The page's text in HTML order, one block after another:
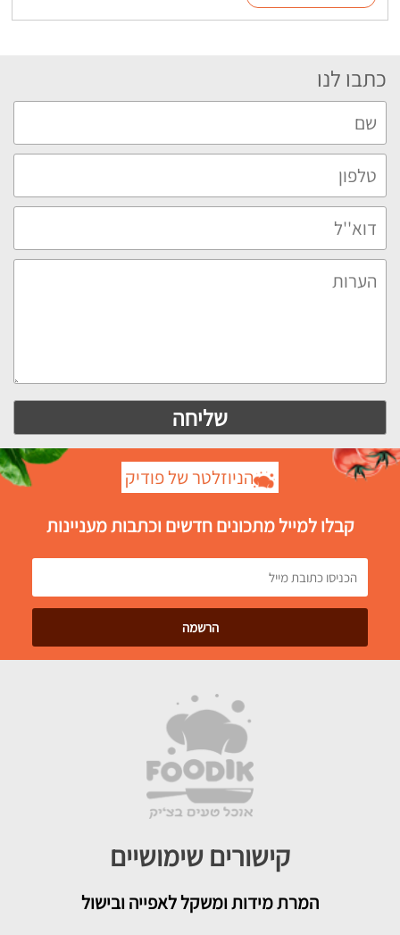
כתבו לנו
הניוזלטר של פודיק
קבלו למייל מתכונים חדשים וכתבות מעניינות
קישורים שימושיים
המרת מידות ומשקל לאפייה ובישול